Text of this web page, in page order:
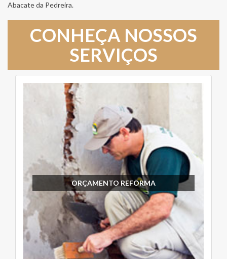
Abacate da Pedreira.
CONHEÇA NOSSOS
SERVIÇOS
ORÇAMENTO REFORMA